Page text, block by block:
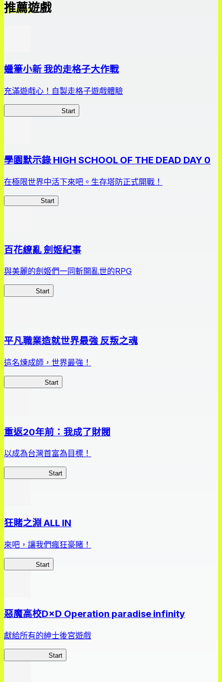
推薦遊戲
蠟筆小新 我的走格子大作戰
充滿遊戲心！自製走格子遊戲體驗
Start
學園默示錄 HIGH SCHOOL OF THE DEAD DAY 0
在極限世界中活下來吧。生存塔防正式開戰！
Start
百花繚亂 劍姬紀事
與美麗的劍姬們一同斬開亂世的RPG
Start
平凡職業造就世界最強 反叛之魂
這名煉成師，世界最強！
Start
重返20年前：我成了財閥
以成為台灣首富為目標！
Start
狂賭之淵 ALL IN
來吧，讓我們瘋狂豪賭！
Start
惡魔高校D×D Operation paradise infinity
獻給所有的紳士後宮遊戲
Start